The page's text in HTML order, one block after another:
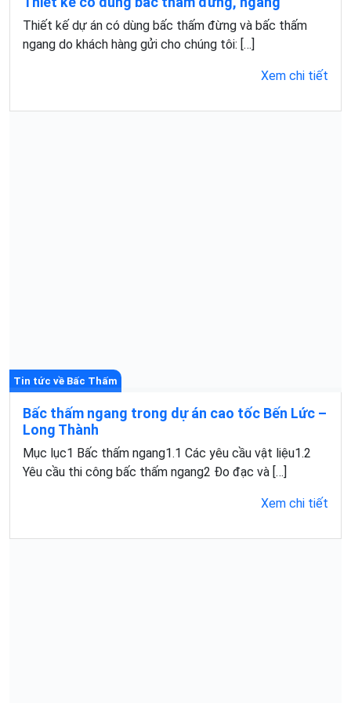
Thiết kế dự án có dùng bấc thấm đừng và bấc thấm
ngang do khách hàng gửi cho chúng tôi: […]
Xem chi tiết
Tin tức về Bấc Thấm
Bấc thấm ngang trong dự án cao tốc Bến Lức –
Long Thành
Mục lục1 Bấc thấm ngang1.1 Các yêu cầu vật liệu1.2
Yêu cầu thi công bấc thấm ngang2 Đo đạc và […]
Xem chi tiết